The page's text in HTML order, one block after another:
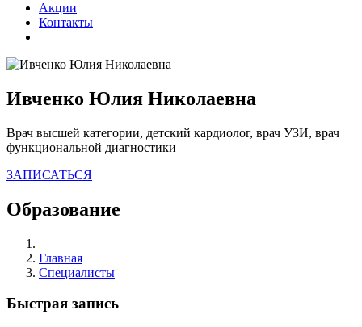
Акции
Контакты
Ивченко Юлия Николаевна
Врач высшей категории, детский кардиолог, врач УЗИ, врач
функциональной диагностики
ЗАПИСАТЬСЯ
Образование
Главная
Специалисты
Быстрая запись